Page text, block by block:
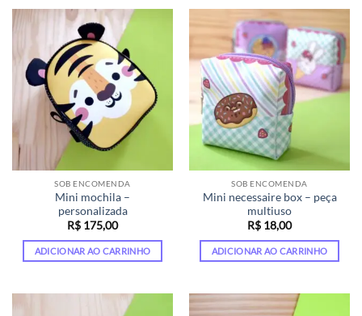
SOB ENCOMENDA
Mini mochila –
personalizada
R$ 175,00
ADICIONAR AO CARRINHO
SOB ENCOMENDA
Mini necessaire box – peça
multiuso
R$ 18,00
ADICIONAR AO CARRINHO